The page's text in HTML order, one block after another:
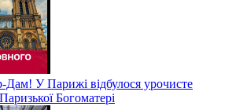
У Парижі відбулося урочисте
Богоматері